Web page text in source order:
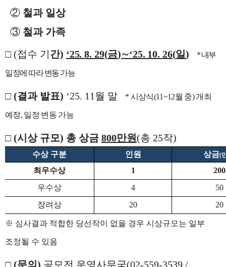
② 철과 일상
③ 철과 가족
□ (접수 기 간) ‘25. 8. 29(금)∼‘25. 10. 26(일) *내부
일정에 따라 변동 가능
□ (결과 발표) ‘25. 11월 말 * 시상식(11~12월 중)개최
예정, 일정 변동 가능
□ (시상 규모) 총 상금 800만원(총 25작)
수상 구분 인원 상금(
최우수상 1
200
우수상
4
50
장려상
20 20
※ 심사결과 적합한 당선작이 없을 경우 시상규모는 일부
조정될 수 있음
□ (문의 ) 공모전 운영사무국(02-559-3539 /